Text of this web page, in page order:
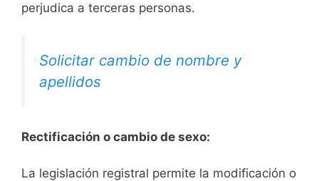
perjudica a terceras personas.
Solicitar cambio de nombre y
apellidos
Rectificación o cambio de sexo:
La legislación registral permite la modificación o